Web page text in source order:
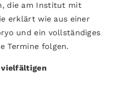
die am Institut mit
erklärt wie aus einer
und ein vollständiges
Termine folgen.